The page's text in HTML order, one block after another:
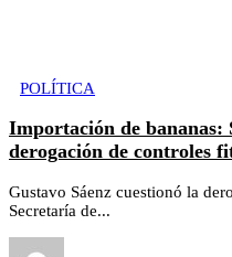
POLÍTICA
Importación de bananas:
derogación de controles
Gustavo Sáenz cuestionó la
Secretaría de...